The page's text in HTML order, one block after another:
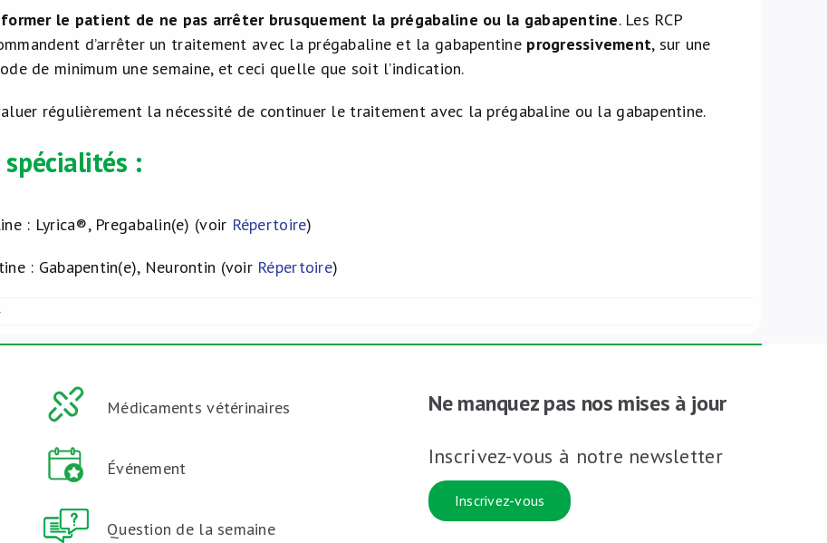
le patient de ne pas arrêter brusquement la prégabaline ou la gabapentine. Les RCP
d’arrêter un traitement avec la prégabaline et la gabapentine progressivement, sur une
de minimum une semaine, et ceci quelle que soit l’indication.
régulièrement la nécessité de continuer le traitement avec la prégabaline ou la gabapentine.
spécialités :
: Lyrica®, Pregabalin(e) (voir Répertoire)
: Gabapentin(e), Neurontin (voir Répertoire)
Médicaments vétérinaires
Événement
Question de la semaine
Ne manquez pas nos mises à jour
Inscrivez-vous à notre newsletter
Inscrivez-vous